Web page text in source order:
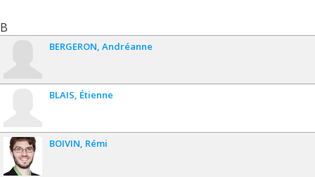
B
BERGERON Andréanne
BLAIS Étienne
BOIVIN Rémi